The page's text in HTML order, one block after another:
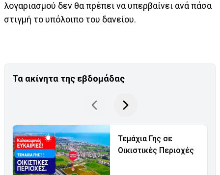
λογαριασμού δεν θα πρέπει να υπερβαίνει ανά πάσα
στιγμή το υπόλοιπο του δανείου.
Τα ακίνητα της εβδομάδας
Τεμάχια Γης σε
Οικιστικές Περιοχές